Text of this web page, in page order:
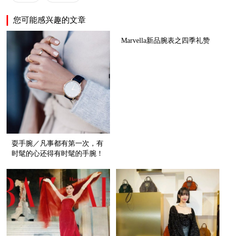
您可能感兴趣的文章
耍手腕／凡事都有第一次，有
时髦的心还得有时髦的手腕！
Marvella新品腕表之四季礼赞